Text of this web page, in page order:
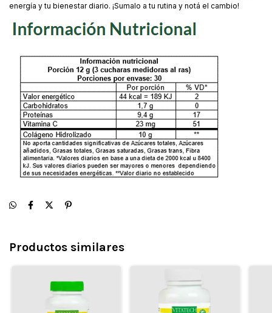
energía y tu bienestar diario. ¡Sumalo a tu rutina y notá el cambio!
Productos similares